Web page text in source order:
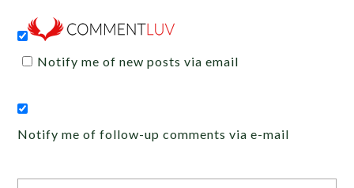
Notify me of new posts via email
Notify me of follow-up comments via e-mail